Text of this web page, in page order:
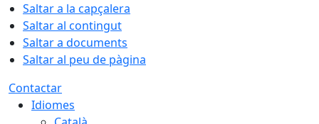
Saltar a la capçalera
Saltar al contingut
Saltar a documents
Saltar al peu de pàgina
Contactar
Idiomes